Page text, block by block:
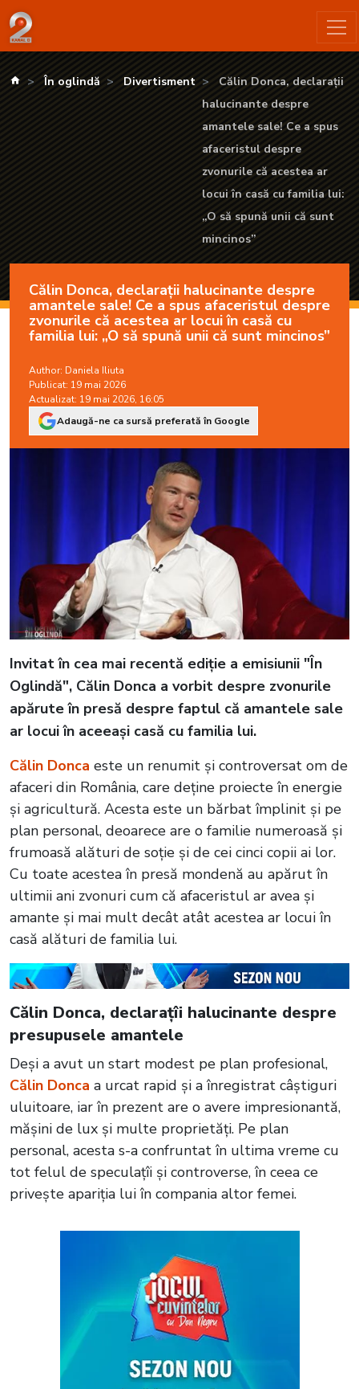
Călin Donca, declarații halucinante despre amantele sale! Ce
kanald.ro
În oglindă Divertisment
Călin Donca, declarații
halucinante despre
amantele sale! Ce a spus
afaceristul despre
zvonurile că acestea ar
locui în casă cu familia lui:
„O să spună unii că sunt
mincinos”
Călin Donca, declarații halucinante despre
amantele sale! Ce a spus afaceristul despre
zvonurile că acestea ar locui în casă cu
familia lui: „O să spună unii că sunt mincinos”
Author: Daniela Iliuta
Publicat: 19 mai 2026
Actualizat: 19 mai 2026, 16:05
Adaugă-ne ca sursă preferată în Google
Invitat în cea mai recentă ediție a emisiunii "În
Oglindă", Călin Donca a vorbit despre zvonurile
apărute în presă despre faptul că amantele sale
ar locui în aceeași casă cu familia lui.
Călin Donca este un renumit și controversat om de
afaceri din România, care deține proiecte în energie
și agricultură. Acesta este un bărbat împlinit și pe
plan personal, deoarece are o familie numeroasă și
frumoasă alături de soție și de cei cinci copii ai lor.
Cu toate acestea în presă mondenă au apărut în
ultimii ani zvonuri cum că afaceristul ar avea și
amante și mai mult decât atât acestea ar locui în
casă alături de familia lui.
Călin Donca, declarațîi halucinante despre
presupusele amantele
Deși a avut un start modest pe plan profesional,
Călin Donca a urcat rapid și a înregistrat câștiguri
uluitoare, iar în prezent are o avere impresionantă,
mășini de lux și multe proprietăți. Pe plan
personal, acesta s-a confruntat în ultima vreme cu
tot felul de speculațîi și controverse, în ceea ce
privește apariția lui în compania altor femei.